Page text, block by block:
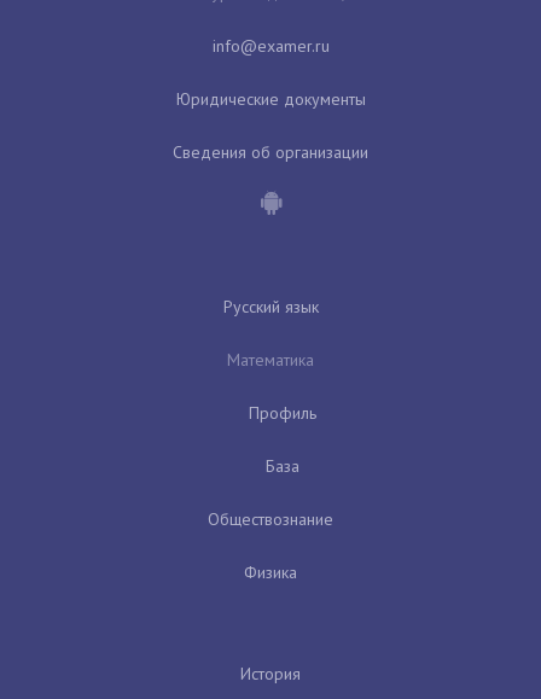
Юридические документы
Сведения об организации
Русский язык
Математика
Профиль
База
Обществознание
Физика
История